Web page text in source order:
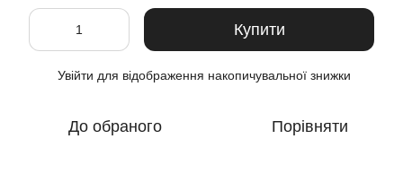
Купити
Увійти для відображення накопичувальної знижки
До обраного Порівняти